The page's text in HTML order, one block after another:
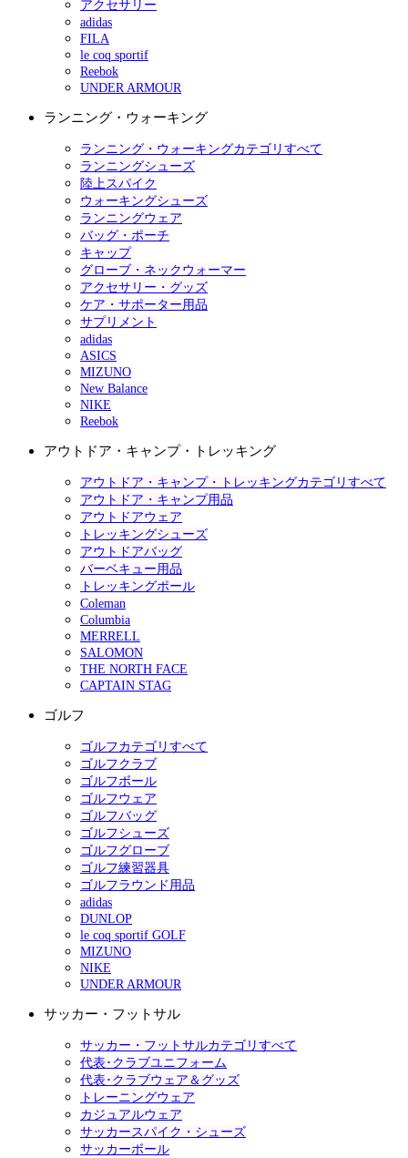
アクセサリー
adidas
FILA
le coq sportif
Reebok
UNDER ARMOUR
ランニング・ウォーキング
ランニング・ウォーキングカテゴリすべて
ランニングシューズ
陸上スパイク
ウォーキングシューズ
ランニングウェア
バッグ・ポーチ
キャップ
グローブ・ネックウォーマー
アクセサリー・グッズ
ケア・サポーター用品
サプリメント
adidas
ASICS
MIZUNO
New Balance
NIKE
Reebok
アウトドア・キャンプ・トレッキング
アウトドア・キャンプ・トレッキングカテゴリすべて
アウトドア・キャンプ用品
アウトドアウェア
トレッキングシューズ
アウトドアバッグ
バーベキュー用品
トレッキングポール
Coleman
Columbia
MERRELL
SALOMON
THE NORTH FACE
CAPTAIN STAG
ゴルフ
ゴルフカテゴリすべて
ゴルフクラブ
ゴルフボール
ゴルフウェア
ゴルフバッグ
ゴルフシューズ
ゴルフグローブ
ゴルフ練習器具
ゴルフラウンド用品
adidas
DUNLOP
le coq sportif GOLF
MIZUNO
NIKE
UNDER ARMOUR
サッカー・フットサル
サッカー・フットサルカテゴリすべて
代表･クラブユニフォーム
代表･クラブウェア＆グッズ
トレーニングウェア
カジュアルウェア
サッカースパイク・シューズ
サッカーボール